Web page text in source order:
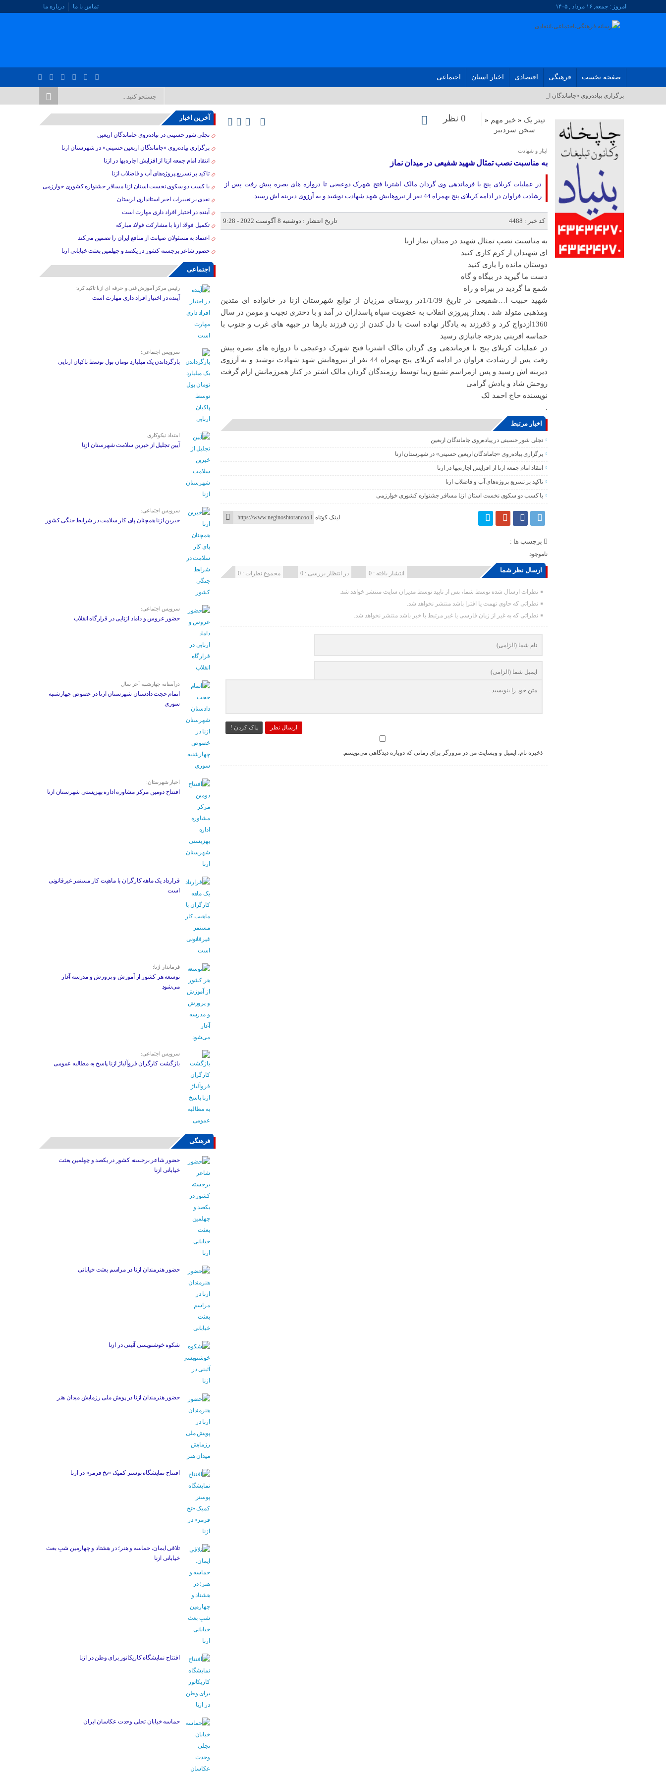
امروز : جمعه, ۱۶ مرداد , ۱۴۰۵ تماس با ما درباره ما
صفحه نخست فرهنگی اقتصادی اخبار استان اجتماعی
برگزاری پیاده‌روی «جاماندگان اربعین حسینی» _
تیتر یک « خبر مهم «
سخن سردبیر
0 نظر
ایثار و‌ شهادت
به مناسبت نصب تمثال شهید شفیعی در میدان نماز
در عملیات کربلای پنج با فرماندهی وی گردان مالک اشتربا فتح شهرک دوعیجی تا دروازه های بصره پیش رفت پس از
رشادت فراوان در ادامه کربلای پنج بهمراه 44 نفر از نیروهایش شهد شهادت نوشید و به آرزوی دیرینه اش رسید.
کد خبر : 4488 تاریخ انتشار : دوشنبه 8 آگوست 2022 - 9:28
به مناسبت نصب تمثال شهید در میدان نماز ازنا
ای شهیدان از کرم کاری کنید
دوستان مانده را یاری کنید
دست ما گیرید در بیگاه و گاه
شمع ما گردید در بیراه و راه
شهید حبیب ا…شفیعی در تاریخ 1/1/39در روستای مرزیان از توابع شهرستان ازنا در خانواده ای متدین
ومذهبی متولد شد . بعداز پیروزی انقلاب به عضویت سپاه پاسداران در آمد و با دختری نجیب و مومن در سال
1360ازدواج کرد و 3فرزند به یادگار نهاده است با دل کندن از زن فرزند بارها در جبهه های غرب و جنوب با
حماسه افرینی بدرجه جانبازی رسید
در عملیات کربلای پنج با فرماندهی وی گردان مالک اشتربا فتح شهرک دوعیجی تا دروازه های بصره پیش
رفت پس از رشادت فراوان در ادامه کربلای پنج بهمراه 44 نفر از نیروهایش شهد شهادت نوشید و به آرزوی
دیرینه اش رسید و پس ازمراسم تشیع زیبا توسط رزمندگان گردان مالک اشتر در کنار همرزمانش ارام گرفت
روحش شاد و یادش گرامی
نویسنده حاج احمد لک
.
اخبار مرتبط
تجلی شور حسینی در پیاده‌روی جاماندگان اربعین
برگزاری پیاده‌روی «جاماندگان اربعین حسینی» در شهرستان ازنا
انتقاد امام جمعه ازنا از افزایش اجاره‌بها در ازنا
تاکید بر تسریع پروژه‌های آب و فاضلاب ازنا
با کسب دو سکوی نخست استان ازنا مسافر جشنواره کشوری خوارزمی
لینک کوتاه
برچسب ها :
ناموجود
ارسال نظر شما مجموع نظرات : 0 در انتظار بررسی : 0 انتشار یافته : 0
نظرات ارسال شده توسط شما، پس از تایید توسط مدیران سایت منتشر خواهد شد.
نظراتی که حاوی تهمت یا افترا باشد منتشر نخواهد شد.
نظراتی که به غیر از زبان فارسی یا غیر مرتبط با خبر باشد منتشر نخواهد شد.
ارسال نظر پاک کردن !
ذخیره نام، ایمیل و وبسایت من در مرورگر برای زمانی که دوباره دیدگاهی می‌نویسم.
آخرین اخبار
تجلی شور حسینی در پیاده‌روی جاماندگان اربعین
برگزاری پیاده‌روی «جاماندگان اربعین حسینی» در شهرستان ازنا
انتقاد امام جمعه ازنا از افزایش اجاره‌بها در ازنا
تاکید بر تسریع پروژه‌های آب و فاضلاب ازنا
با کسب دو سکوی نخست استان ازنا مسافر جشنواره کشوری خوارزمی
نقدی بر تغییرات اخیر استانداری لرستان
آینده در اختیار افراد داری مهارت است
تکمیل فولاد ازنا با مشارکت فولاد مبارکه
اعتماد به مسئولان صیانت از منافع ایران را تضمین می‌کند
حضور شاعر برجسته کشور در یکصد و چهلمین بعثت خیابانی ازنا
اجتماعی
رئیس مرکز آموزش فنی و حرفه ای ازنا تاکید کرد:
آینده در اختیار افراد داری مهارت است
سرویس اجتماعی:
بازگرداندن یک میلیارد تومان پول توسط پاکبان ازنایی
امتداد نیکوکاری
آیین تجلیل از خیرین سلامت شهرستان ازنا
سرویس اجتماعی:
خیرین ازنا همچنان پای کار سلامت در شرایط جنگی کشور
سرویس اجتماعی:
حضور عروس و داماد ازنایی در قرارگاه انقلاب
درآستانه چهارشنبه آخر سال
اتمام حجت دادستان شهرستان ازنا در خصوص چهارشنبه
‌سوری
اخبار شهرستان:
افتتاح دومین مرکز مشاوره اداره بهزیستی شهرستان ازنا
قرارداد یک ماهه کارگران با ماهیت کار مستمر غیرقانونی
است
فرماندار ازنا:
توسعه هر کشور از آموزش و پرورش و مدرسه آغاز
می‌شود
سرویس اجتماعی:
بازگشت کارگران فروآلیاژ ازنا پاسخ به مطالبه عمومی
فرهنگی
حضور شاعر برجسته کشور در یکصد و چهلمین بعثت
خیابانی ازنا
حضور هنرمندان ازنا در مراسم بعثت خیابانی
شکوه خوشنویسی آئینی در ازنا
حضور هنرمندان ازنا در پویش ملی رزمایش میدان هنر
افتتاح نمایشگاه پوستر کمیک «نخ قرمز» در ازنا
تلاقی ایمان، حماسه و هنر؛ در هشتاد و چهارمین شبِ بعث
خیابانی ازنا
افتتاح نمایشگاه کاریکاتور برای وطن در ازنا
حماسه خیابان تجلی وحدت عکاسان ایران